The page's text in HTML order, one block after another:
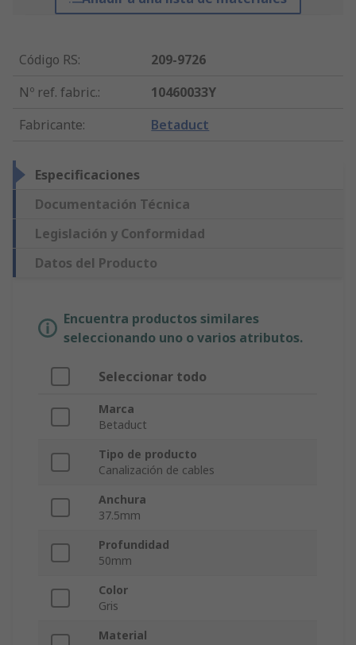
Código RS:
209-9726
Nº ref. fabric.:
10460033Y
Fabricante: Betaduct
Especificaciones
Documentación Técnica
Legislación y Conformidad
Datos del Producto
Encuentra productos similares
seleccionando uno o varios atributos.
Seleccionar todo
Marca
Betaduct
Tipo de producto
Canalización de cables
Anchura
37.5mm
Profundidad
50mm
Color
Gris
Material